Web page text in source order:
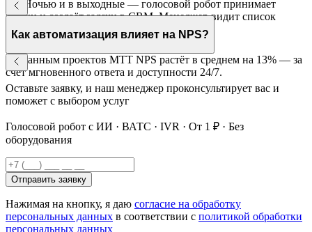
Да. Ночью и в выходные — голосовой робот принимает
заявки и создаёт задачи в CRM. Менеджер видит список
ночных обращений утром.
Как автоматизация влияет на NPS?
По данным проектов МТТ NPS растёт в среднем на 13% — за
счёт мгновенного ответа и доступности 24/7.
Оставьте заявку, и наш менеджер проконсультирует вас и
поможет с выбором услуг
Голосовой робот с ИИ · ВАТС · IVR · От 1 ₽ · Без
оборудования
Отправить заявку
Нажимая на кнопку, я даю согласие на обработку
персональных данных в соответствии с политикой обработки
персональных данных